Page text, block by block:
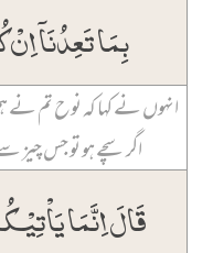
بِمَا تَعِدُنَاۤ
انہوں نے کہا کہ نوح تم نے
اگر سچے ہو تو جس چیز
قَالَ اِنَّمَا